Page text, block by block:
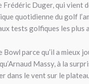
Frédéric Duger, qui
quotidienne du golf
tests golfiques les plus
parce qu’il a mieux
Massy, à la
dans le vent sur le